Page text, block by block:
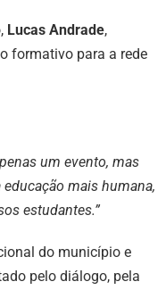
Lucas Andrade,
formativo para a rede
um evento, mas
mais humana,
estudantes.”
do município e
pelo diálogo, pela